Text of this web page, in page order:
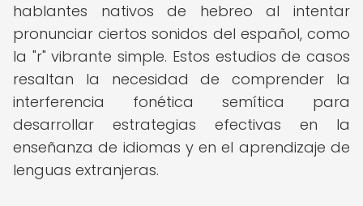
hablantes nativos de hebreo al intentar
pronunciar ciertos sonidos del español, como
la "r" vibrante simple. Estos estudios de casos
resaltan la necesidad de comprender la
interferencia fonética semítica para
desarrollar estrategias efectivas en la
enseñanza de idiomas y en el aprendizaje de
lenguas extranjeras.